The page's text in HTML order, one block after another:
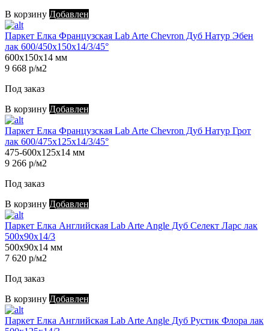
В корзину Добавлен
Паркет Елка Французская Lab Arte Chevron Дуб Натур Эбен
лак 600/450х150х14/3/45°
600х150х14 мм
9 668 р/м2
Под заказ
В корзину Добавлен
Паркет Елка Французская Lab Arte Chevron Дуб Натур Грот
лак 600/475х125х14/3/45°
475-600х125х14 мм
9 266 р/м2
Под заказ
В корзину Добавлен
Паркет Елка Английская Lab Arte Angle Дуб Селект Ларс лак
500х90х14/3
500х90х14 мм
7 620 р/м2
Под заказ
В корзину Добавлен
Паркет Елка Английская Lab Arte Angle Дуб Рустик Флора лак